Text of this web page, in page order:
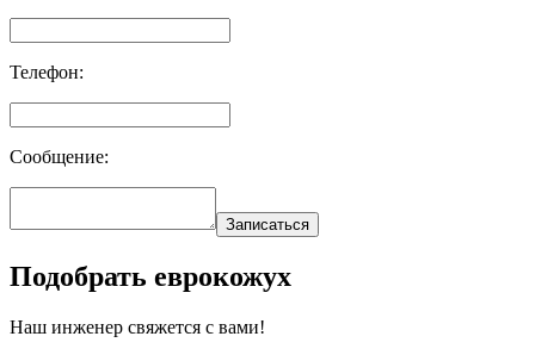
Телефон:
Сообщение:
Записаться
Подобрать еврокожух
Наш инженер свяжется с вами!